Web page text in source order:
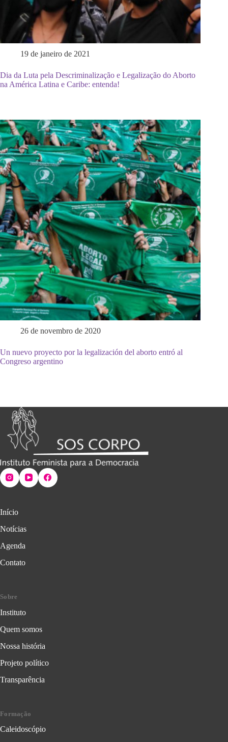
19 de janeiro de 2021
Dia da Luta pela Descriminalização e Legalização do Aborto
na América Latina e Caribe: entenda!
26 de novembro de 2020
Un nuevo proyecto por la legalización del aborto entró al
Congreso argentino
Início
Notícias
Agenda
Contato
Sobre
Instituto
Quem somos
Nossa história
Projeto político
Transparência
Formação
Caleidoscópio